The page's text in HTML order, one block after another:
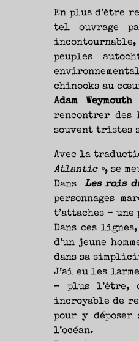
ADVIENT.
AIRE(S)
COMMENCE
En plus d’être
tel ouvrage
peuples
chinooks au
Adam Weymouth
rencontrer des
souvent tristes
Avec la
Atlantic », se
Dans
Les rois
personnages
t’attaches – une
Dans ces
d’un jeune
dans sa
J’ai eu les
– plus l’être,
incroyable de
pour y
l’océan.